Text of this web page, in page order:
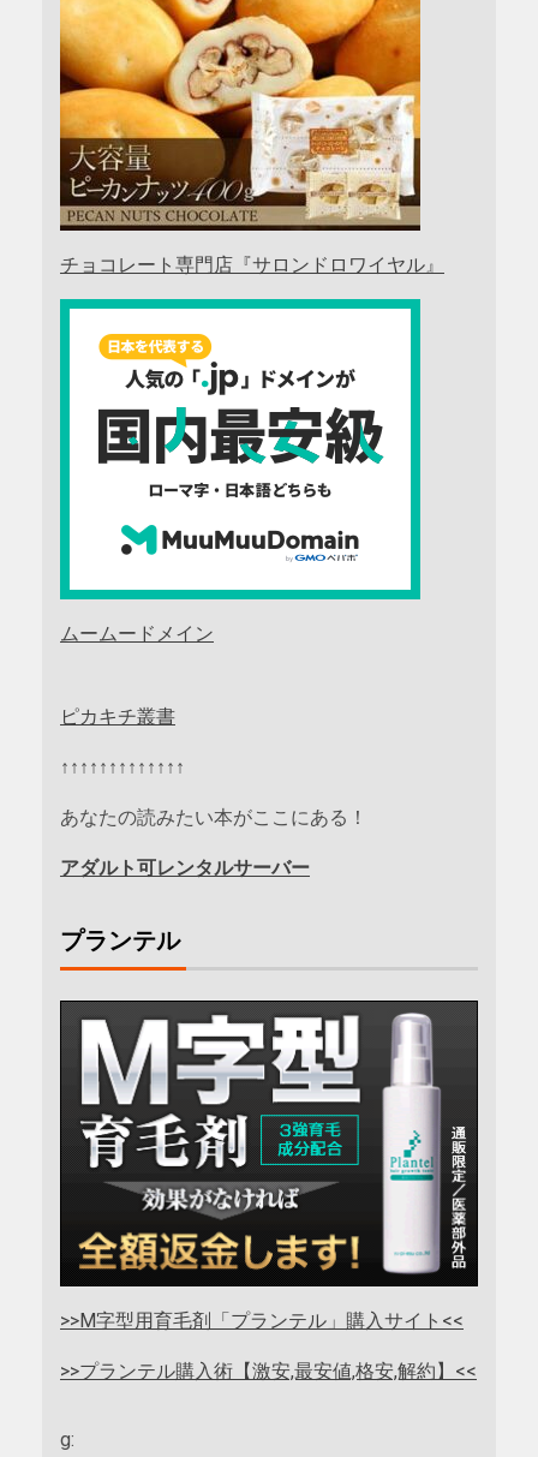
チョコレート専門店『サロンドロワイヤル』
ムームードメイン
ピカキチ叢書
↑↑↑↑↑↑↑↑↑↑↑↑↑
あなたの読みたい本がここにある！
アダルト可レンタルサーバー
プランテル
>>M字型用育毛剤「プランテル」購入サイト<<
>>プランテル購入術【激安,最安値,格安,解約】<<
g: